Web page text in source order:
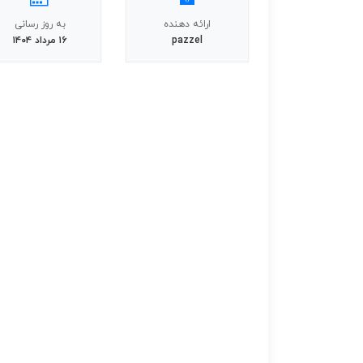
ارائه دهنده
pazzel
به روز رسانی
۱۶ مرداد ۱۴۰۴